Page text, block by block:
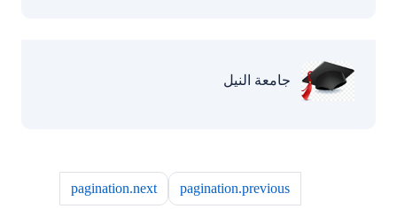
جامعة النيل
pagination.previous
pagination.next